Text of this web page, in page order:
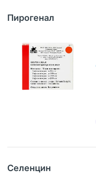
Пирогенал
Селенцин